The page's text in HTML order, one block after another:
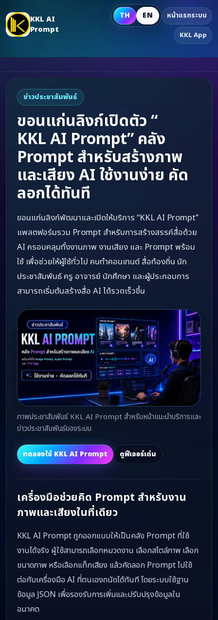
KKL AI
Prompt
TH EN หน้าแรกระบบ
KKL App
ข่าวประชาสัมพันธ์
ขอนแก่นลิงก์เปิดตัว “
KKL AI Prompt” คลัง
Prompt สำหรับสร้างภาพ
และเสียงAI ใช้งานง่าย คัด
ลอกได้ทันที
ขอนแก่นลิงก์พัฒนาและเปิดให้บริการ “KKL AI Prompt”
แพลตฟอร์มรวม Prompt สำหรับการสร้างสรรค์สื่อด้วย
AI ครอบคลุมทั้งงานภาพ งานเสียง และ Prompt พร้อม
ใช้ เพื่อช่วยให้ผู้ใช้ทั่วไป คนทำคอนเทนต์ สื่อท้องถิ่น นัก
ประชาสัมพันธ์ ครู อาจารย์ นักศึกษา และผู้ประกอบการ
สามารถเริ่มต้นสร้างสื่อ AI ได้รวดเร็วขึ้น
ภาพประชาสัมพันธ์ KKL AI Prompt สำหรับหน้าแนะนำบริการและ
ข่าวประชาสัมพันธ์ของระบบ
ทดลองใช้ KKL AI Prompt ดูฟีเจอร์เด่น
เครื่องมือช่วยคิด Prompt สำหรับงาน
ภาพและเสียงในที่เดียว
KKL AI Prompt ถูกออกแบบให้เป็นคลัง Prompt ที่ใช้
งานได้จริง ผู้ใช้สามารถเลือกหมวดงาน เลือกสไตล์ภาพ เลือก
ขนาดภาพ หรือเลือกแท็กเสียง แล้วคัดลอก Prompt ไปใช้
ต่อกับเครื่องมือ AI ที่ตนเองถนัดได้ทันที โดยระบบใช้ฐาน
ข้อมูล JSON เพื่อรองรับการเพิ่มและปรับปรุงข้อมูลใน
อนาคต